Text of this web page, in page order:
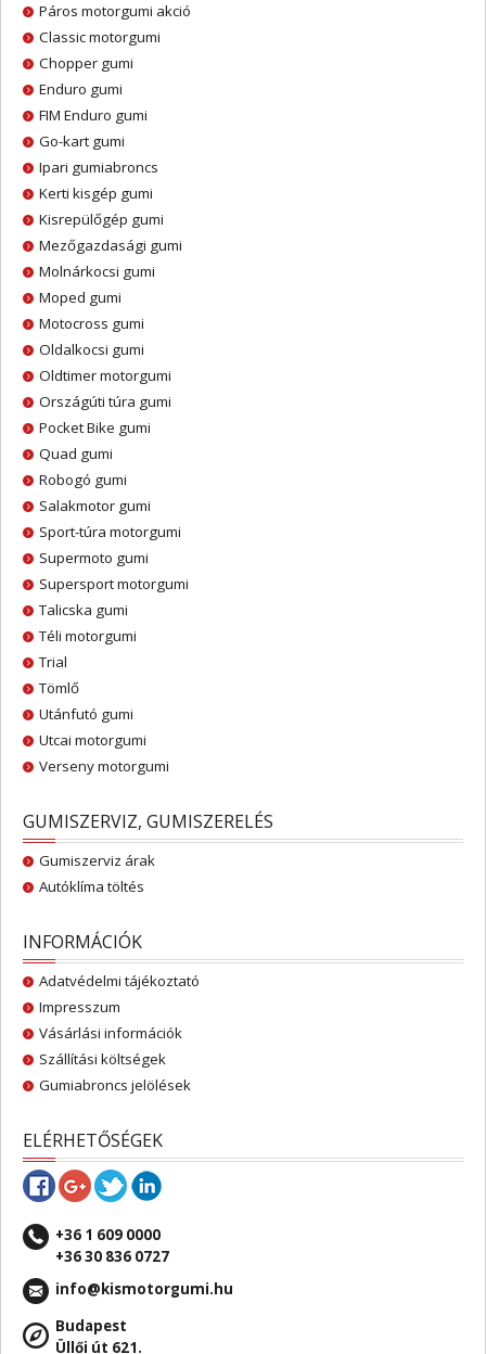
Páros motorgumi akció
Classic motorgumi
Chopper gumi
Enduro gumi
FIM Enduro gumi
Go-kart gumi
Ipari gumiabroncs
Kerti kisgép gumi
Kisrepülőgép gumi
Mezőgazdasági gumi
Molnárkocsi gumi
Moped gumi
Motocross gumi
Oldalkocsi gumi
Oldtimer motorgumi
Országúti túra gumi
Pocket Bike gumi
Quad gumi
Robogó gumi
Salakmotor gumi
Sport-túra motorgumi
Supermoto gumi
Supersport motorgumi
Talicska gumi
Téli motorgumi
Trial
Tömlő
Utánfutó gumi
Utcai motorgumi
Verseny motorgumi
GUMISZERVIZ, GUMISZERELÉS
Gumiszerviz árak
Autóklíma töltés
INFORMÁCIÓK
Adatvédelmi tájékoztató
Impresszum
Vásárlási információk
Szállítási költségek
Gumiabroncs jelölések
ELÉRHETŐSÉGEK
+36 1 609 0000
+36 30 836 0727
info@kismotorgumi.hu
Budapest
Üllői út 621.